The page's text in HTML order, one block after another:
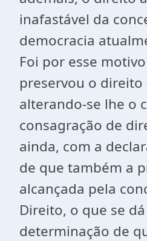
inafastável da
democracia
Foi por esse
preservou o
alterando-se lhe o
consagração de
ainda, com a
de que também a
alcançada pela
Direito, o que se
determinação de